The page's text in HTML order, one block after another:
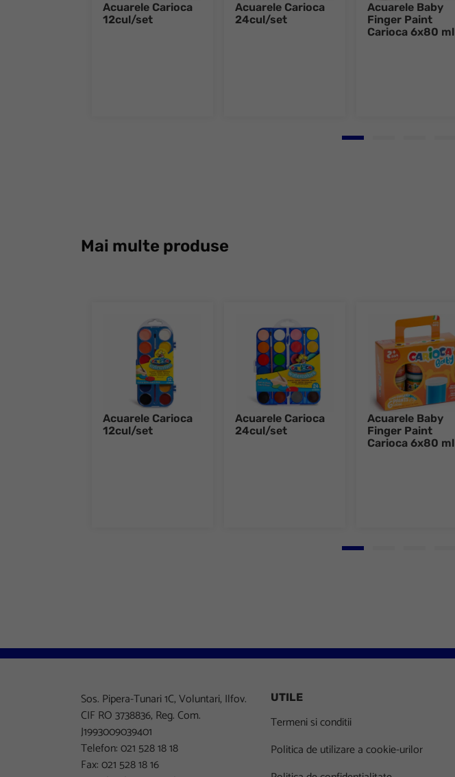
Acuarele Carioca
12cul/set
Acuarele Carioca
24cul/set
Acuarele Baby
Finger Paint
Carioca 6x80 ml
Go to slide 1
Mai multe produse
Acuarele Carioca
12cul/set
Acuarele Carioca
24cul/set
Acuarele Baby
Finger Paint
Carioca 6x80 ml
Go to slide 1
Sos. Pipera-Tunari 1C, Voluntari, Ilfov.
CIF RO 3738836, Reg. Com.
J1993009039401
Telefon: 021 528 18 18
Fax: 021 528 18 16
UTILE
Termeni si conditii
Politica de utilizare a cookie-urilor